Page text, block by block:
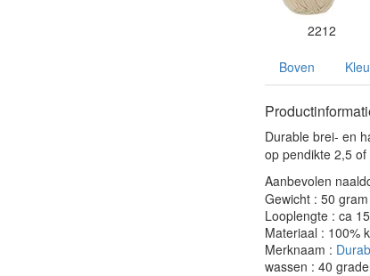
2212
Boven
Durable brei- en
op pendikte 2,5 of
Aanbevolen
Gewicht : 50 gram
Looplengte : ca
Materiaal : 100%
Merknaam :
wassen : 40